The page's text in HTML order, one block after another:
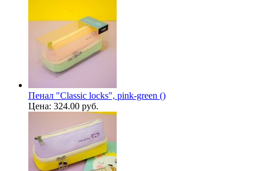
Пенал "Classic locks", pink-green ()
Цена: 324.00 руб.